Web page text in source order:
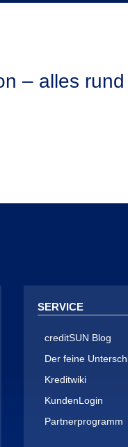
– alles
SERVICE
creditSUN Blog
Der feine
Kreditwiki
KundenLogin
Partnerprogramm